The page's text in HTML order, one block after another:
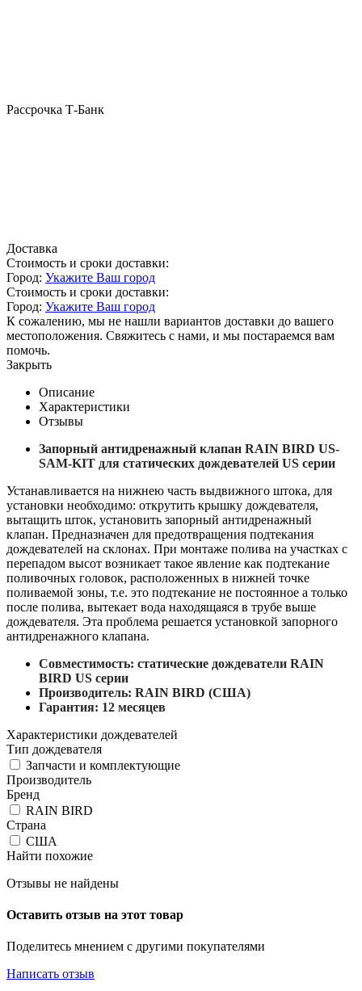
Рассрочка Т-Банк
Доставка
Стоимость и сроки доставки:
Город: Укажите Ваш город
Стоимость и сроки доставки:
Город: Укажите Ваш город
К сожалению, мы не нашли вариантов доставки до вашего
местоположения. Свяжитесь с нами, и мы постараемся вам
помочь.
Закрыть
Описание
Характеристики
Отзывы
Запорный антидренажный клапан RAIN BIRD US-
SAM-KIT для статических дождевателей US серии
Устанавливается на нижнею часть выдвижного штока, для
установки необходимо: открутить крышку дождевателя,
вытащить шток, установить запорный антидренажный
клапан. Предназначен для предотвращения подтекания
дождевателей на склонах. При монтаже полива на участках с
перепадом высот возникает такое явление как подтекание
поливочных головок, расположенных в нижней точке
поливаемой зоны, т.е. это подтекание не постоянное а только
после полива, вытекает вода находящаяся в трубе выше
дождевателя. Эта проблема решается установкой запорного
антидренажного клапана.
Совместимость: статические дождеватели RAIN
BIRD US серии
Производитель: RAIN BIRD (США)
Гарантия: 12 месяцев
Характеристики дождевателей
Тип дождевателя
Запчасти и комплектующие
Производитель
Бренд
RAIN BIRD
Страна
США
Найти похожие
Отзывы не найдены
Оставить отзыв на этот товар
Поделитесь мнением с другими покупателями
Написать отзыв